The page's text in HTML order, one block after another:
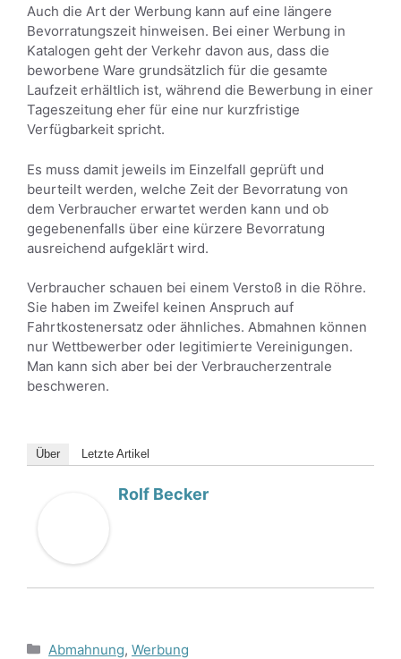
Auch die Art der Werbung kann auf eine längere
Bevorratungszeit hinweisen. Bei einer Werbung in
Katalogen geht der Verkehr davon aus, dass die
beworbene Ware grundsätzlich für die gesamte
Laufzeit erhältlich ist, während die Bewerbung in einer
Tageszeitung eher für eine nur kurzfristige
Verfügbarkeit spricht.
Es muss damit jeweils im Einzelfall geprüft und
beurteilt werden, welche Zeit der Bevorratung von
dem Verbraucher erwartet werden kann und ob
gegebenenfalls über eine kürzere Bevorratung
ausreichend aufgeklärt wird.
Verbraucher schauen bei einem Verstoß in die Röhre.
Sie haben im Zweifel keinen Anspruch auf
Fahrtkostenersatz oder ähnliches. Abmahnen können
nur Wettbewerber oder legitimierte Vereinigungen.
Man kann sich aber bei der Verbraucherzentrale
beschweren.
Über Letzte Artikel
Rolf Becker
Kategorien
Abmahnung, Werbung